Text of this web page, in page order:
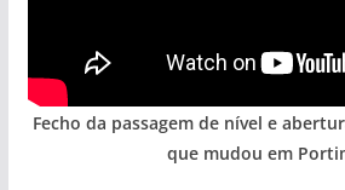
Fecho da passagem de nível e
que mudou em